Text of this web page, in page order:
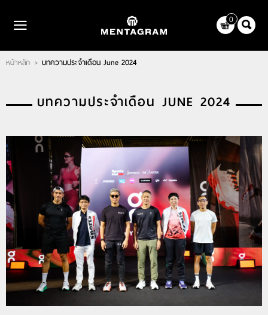
ไทย
WISHLIST( 0 )
หน้าหลัก
ตัวแทนจำหน่าย
เกี่ยวกับเรา
ติดต่อเรา
บทความ
0
หน้าหลัก > บทความประจำเดือน June 2024
บทความประจำเดือน JUNE 2024